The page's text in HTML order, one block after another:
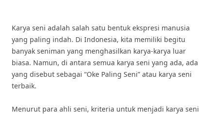
Karya seni adalah salah satu bentuk ekspresi manusia
yang paling indah. Di Indonesia, kita memiliki begitu
banyak seniman yang menghasilkan karya-karya luar
biasa. Namun, di antara semua karya seni yang ada, ada
yang disebut sebagai “Oke Paling Seni” atau karya seni
terbaik.
Menurut para ahli seni, kriteria untuk menjadi karya seni